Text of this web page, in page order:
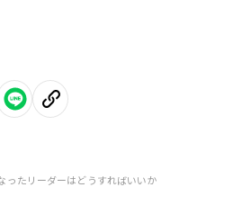
ったリーダーはどうすればいいか